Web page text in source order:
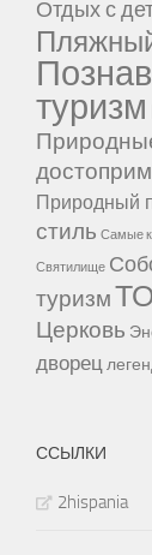
Отдых с
туризм
Природный
стиль Самые
Святилище
туризм
Церковь
дворец
ССЫЛКИ
2hispania